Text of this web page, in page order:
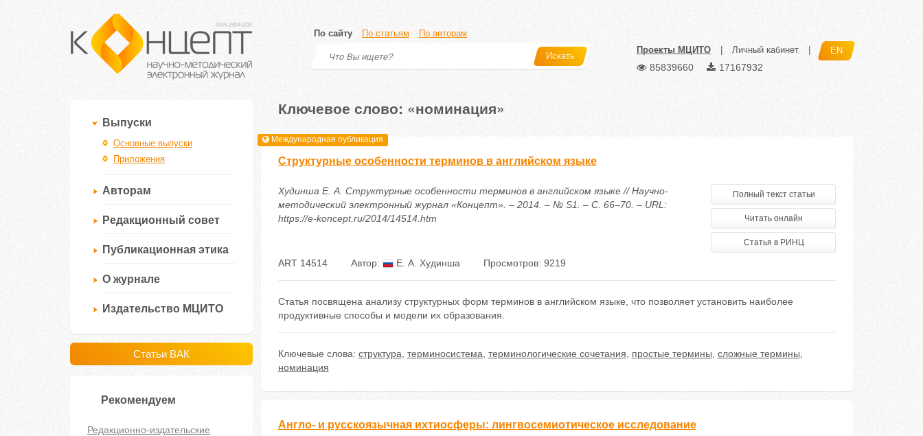
По сайту По статьям По авторам
Искать
Проекты МЦИТО Личный кабинет EN
85839660 17167932
Выпуски
Основные выпуски
Приложения
Авторам
Редакционный совет
Публикационная этика
О журнале
Издательство МЦИТО
Статьи ВАК
Рекомендуем
Редакционно-издательские
Ключевое слово: «номинация»
Международная публикация
Структурные особенности терминов в английском языке
Худинша Е. А. Структурные особенности терминов в английском языке // Научно-
методический электронный журнал «Концепт». – 2014. – № S1. – С. 66–70. – URL:
https://e-koncept.ru/2014/14514.htm
Полный текст статьи
Читать онлайн
Статья в РИНЦ
ART 14514 Автор: Е. А. Худинша Просмотров: 9219
Статья посвящена анализу структурных форм терминов в английском языке, что позволяет установить наиболее
продуктивные способы и модели их образования.
Ключевые слова: структура терминосистема терминологические сочетания простые термины сложные термины
номинация
Англо- и русскоязычная ихтиосферы: лингвосемиотическое исследование